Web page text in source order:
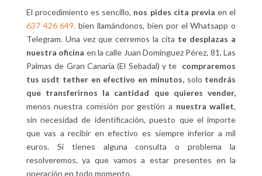
El procedimiento es sencillo, nos pides cita previa en el
637 426 649,bien llamándonos, bien por el Whatsapp o
Telegram. Una vez que cerremos la cita te desplazas a
nuestra oficina en la calle Juan Domínguez Pérez, 81, Las
Palmas de Gran Canaria (El Sebadal) y te compraremos
tus usdt tether en efectivo en minutos, solo tendrás
que transferirnos la cantidad que quieres vender,
menos nuestra comisión por gestión a nuestra wallet,
sin necesidad de identificación, puesto que el importe
que vas a recibir en efectivo es siempre inferior a mil
euros. Si tienes alguna consulta o problema la
resolveremos, ya que vamos a estar presentes en la
operación en todo momento.